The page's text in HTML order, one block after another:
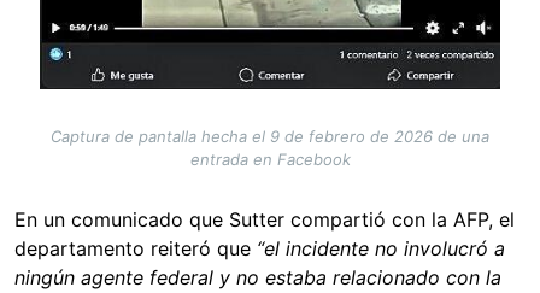
Captura de pantalla hecha el 9 de febrero de 2026 de una
entrada en Facebook
En un comunicado que Sutter compartió con la AFP, el
departamento reiteró que “el incidente no involucró a
ningún agente federal y no estaba relacionado con la